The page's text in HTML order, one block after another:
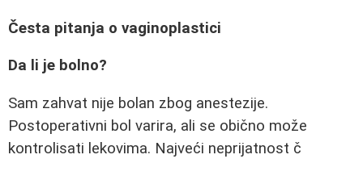
Česta pitanja o vaginoplastici
Da li je bolno?
Sam zahvat nije bolan zbog anestezije.
Postoperativni bol varira, ali se obično može
kontrolisati lekovima. Najveći neprijatnost č